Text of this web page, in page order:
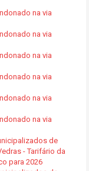
na via
na via
na via
na via
na via
na via
de
- Tarifário da
para 2026